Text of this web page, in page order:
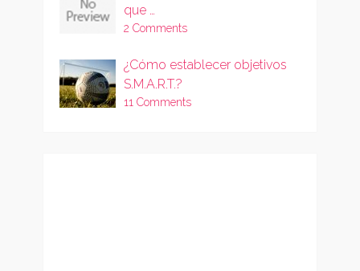
que …
2 Comments
¿Cómo establecer objetivos
S.M.A.R.T.?
11 Comments